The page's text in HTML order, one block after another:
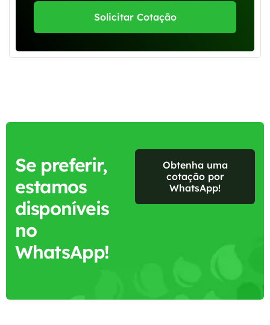
Solicitar Cotação
Se preferir,
estamos
disponíveis
no
WhatsApp!
Obtenha uma
cotação por
WhatsApp!